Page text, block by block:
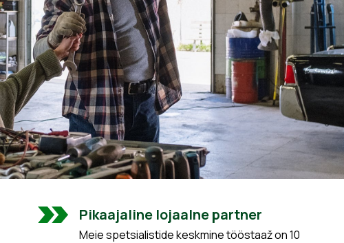
Pikaajaline lojaalne partner
Meie spetsialistide keskmine tööstaaž on 10